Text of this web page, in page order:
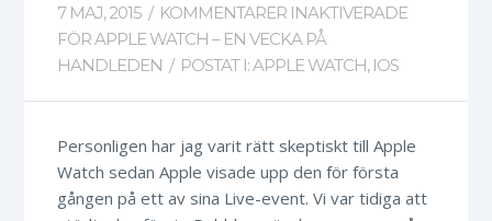
7 MAJ, 2015 / KOMMENTARER INAKTIVERADE
FÖR APPLE WATCH – EN VECKA PÅ
HANDLEDEN / POSTAT I:APPLE WATCH, IOS
Personligen har jag varit rätt skeptiskt till Apple
Watch sedan Apple visade upp den för första
gången på ett av sina Live-event. Vi var tidiga att